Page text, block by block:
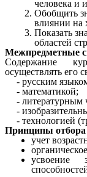
человека и
Обобщить
влиянии на
Показать
областей
Межпредметные
Содержание
осуществлять его
- русским
- математикой;
- литературным
-
- технологией
Принципы отбора
учет
усвоение